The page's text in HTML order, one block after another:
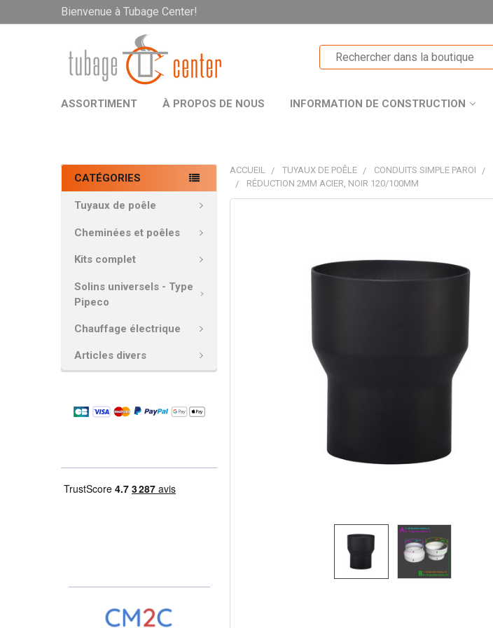
Bienvenue à Tubage Center!
ASSORTIMENT À PROPOS DE NOUS INFORMATION DE CONSTRUCTION
CATÉGORIES
Tuyaux de poêle
Cheminées et poêles
Kits complet
Solins universels - Type
Pipeco
Chauffage électrique
Articles divers
ACCUEIL TUYAUX DE POÊLE CONDUITS SIMPLE PAROI
RÉDUCTION 2MM ACIER, NOIR 120/100MM